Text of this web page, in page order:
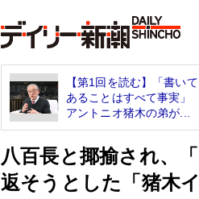
【第1回を読む】「書いて
あることはすべて事実」
アントニオ猪木の弟が...
八百長と揶揄され、
返そうとした「猪木イ